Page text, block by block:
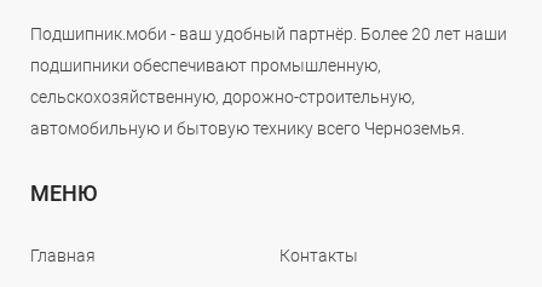
Подшипник.моби - ваш удобный партнёр. Более 20 лет наши
подшипники обеспечивают промышленную,
сельскохозяйственную, дорожно-строительную,
автомобильную и бытовую технику всего Черноземья.
МЕНЮ
Главная Контакты